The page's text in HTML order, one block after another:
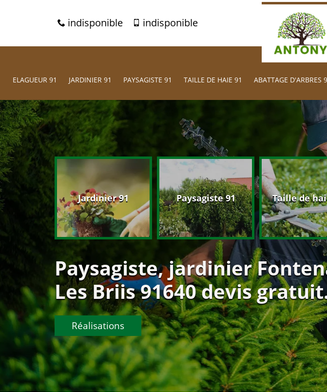
indisponible indisponible
ELAGUEUR 91 JARDINIER 91 PAYSAGISTE 91 TAILLE DE HAIE 91 ABATTAGE D'ARBRES
91 Jardinier 91 Paysagiste 91 Taille de
Paysagiste, jardinier
Les Briis 91640 devis
Réalisations